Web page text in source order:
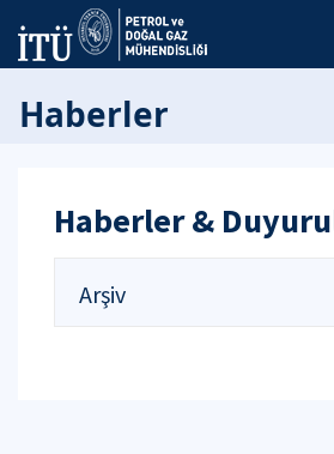
Haberler
Haberler &
Arşiv